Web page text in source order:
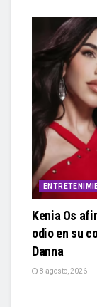
Kenia Os
odio en su
Danna
8 agosto, 2026